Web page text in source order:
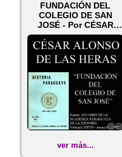
FUNDACIÓN DEL
COLEGIO DE SAN
JOSÉ - Por CÉSAR
ALONSO DE LAS
HERAS
ver más...